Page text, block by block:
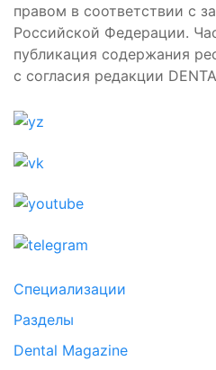
правом в соответствии с
Российской Федерации.
публикация содержания
с согласия редакции
Специализации
Разделы
Dental Magazine